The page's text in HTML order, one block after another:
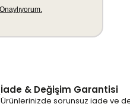
İade & Değişim Garantisi
Ürünlerinizde sorunsuz iade ve